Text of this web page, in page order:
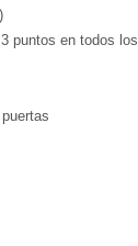
puntos en todos